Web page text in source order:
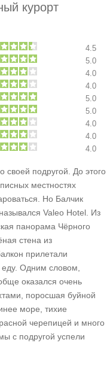
курорт
4.5
5.0
4.0
4.0
5.0
5.0
4.0
4.0
4.0
своей подругой. До этого
местностях
Но Балчик
Valeo Hotel. Из
панорама Чёрного
стена из
прилетали
Одним словом,
оказался очень
поросшая буйной
море, тихие
черепицей и много
с подругой успели